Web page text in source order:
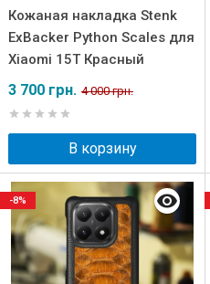
Кожаная накладка Stenk
ExBacker Python Scales для
Xiaomi 15T Красный
3 700 грн. 4 000 грн.
В корзину
-8%